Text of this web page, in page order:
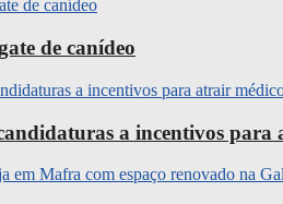
de canídeo
a incentivos para